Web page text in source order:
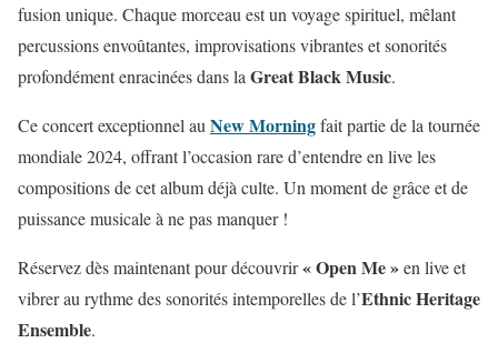
fusion unique. Chaque morceau est un voyage spirituel, mêlant
percussions envoûtantes, improvisations vibrantes et sonorités
profondément enracinées dans la Great Black Music.
Ce concert exceptionnel au New Morningfait partie de la tournée
mondiale 2024, offrant l’occasion rare d’entendre en live les
compositions de cet album déjà culte. Un moment de grâce et de
puissance musicale à ne pas manquer !
Réservez dès maintenant pour découvrir« Open Me »en live et
vibrer au rythme des sonorités intemporelles de l’Ethnic Heritage
Ensemble.